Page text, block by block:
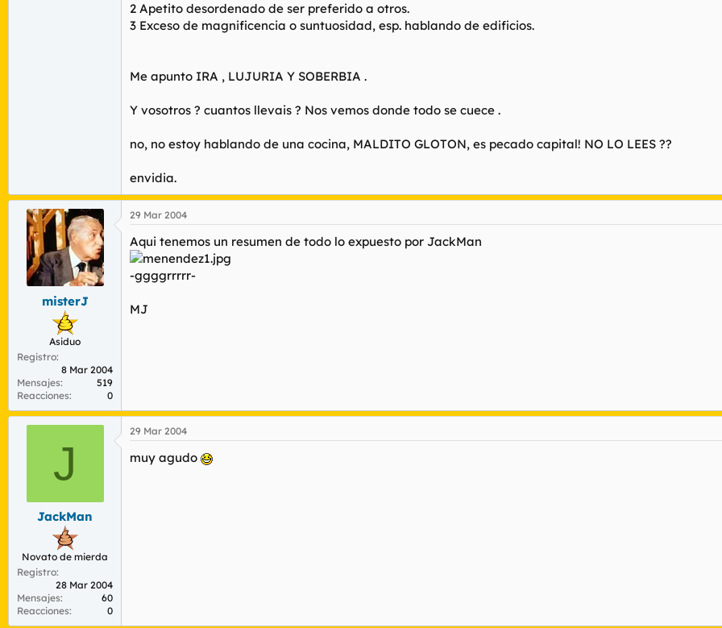
2 Apetito desordenado de ser preferido a otros.
3 Exceso de magnificencia o suntuosidad, esp. hablando de edificios.
Me apunto IRA , LUJURIA Y SOBERBIA .
Y vosotros ? cuantos llevais ? Nos vemos donde todo se cuece .
no, no estoy hablando de una cocina, MALDITO GLOTON, es pecado capital! NO LO LEES ??
envidia.
misterJ
Asiduo
Registro
8 Mar 2004
Mensajes
519
Reacciones
0
29 Mar 2004
Aqui tenemos un resumen de todo lo expuesto por JackMan
-ggggrrrrr-
MJ
J
JackMan
Novato de mierda
Registro
28 Mar 2004
Mensajes
60
Reacciones
0
29 Mar 2004
muy agudo